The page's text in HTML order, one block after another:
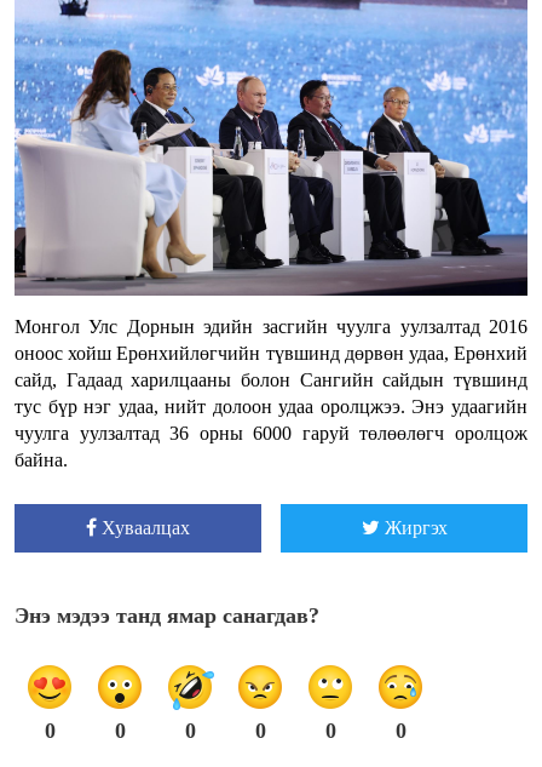
Монгол Улс Дорнын эдийн засгийн чуулга уулзалтад 2016
оноос хойш Ерөнхийлөгчийн түвшинд дөрвөн удаа, Ерөнхий
сайд, Гадаад харилцааны болон Сангийн сайдын түвшинд
тус бүр нэг удаа, нийт долоон удаа оролцжээ. Энэ удаагийн
чуулга уулзалтад 36 орны 6000 гаруй төлөөлөгч оролцож
байна.
Хуваалцах Жиргэх
Энэ мэдээ танд ямар санагдав?
0 0 0 0 0 0